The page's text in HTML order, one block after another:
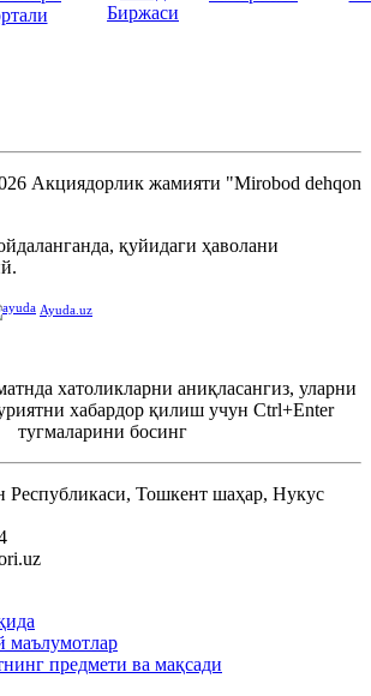
Акциядорлик жамияти "Mirobod dehqon
қуйидаги ҳаволани
Ayuda.uz
хатоликларни аниқласангиз, уларни
хабардор қилиш учун Ctrl+Enter
тугмаларини босинг
Республикаси, Тошкент шаҳар, Нукус
маълумотлар
предмети ва мақсади